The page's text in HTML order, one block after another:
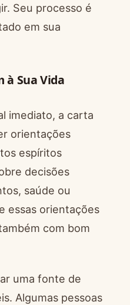
Seu processo é
em sua
Sua Vida
imediato, a carta
orientações
espíritos
decisões
saúde ou
essas orientações
com bom
uma fonte de
Algumas pessoas